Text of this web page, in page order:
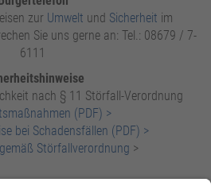
zur Umwelt und Sicherheit im
Sie uns gerne an: Tel.: 08679 / 7-
6111
nach § 11 Störfall-Verordnung
(PDF) >
bei Schadensfällen (PDF) >
Störfallverordnung >